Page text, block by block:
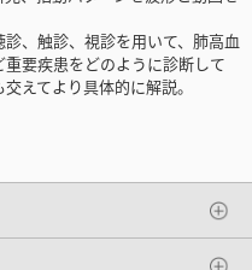
、触診、視診を用いて、肺高血
要疾患をどのように診断して
えてより具体的に解説。